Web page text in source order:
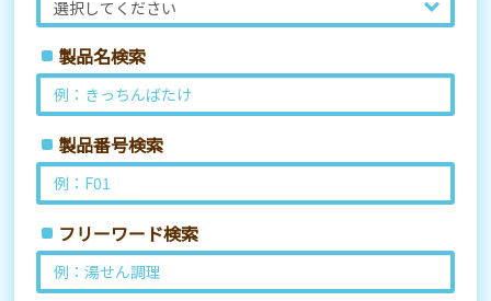
製品名検索
製品番号検索
フリーワード検索